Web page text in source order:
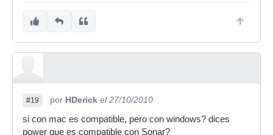
#19 por HDerick el 27/10/2010
si con mac es compatible, pero con windows? dices
power que es compatible con Sonar?